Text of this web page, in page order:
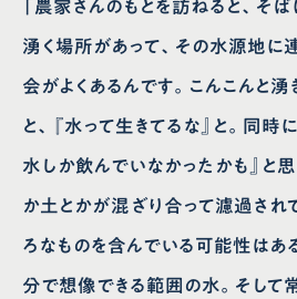
「農家さんのもとを訪ねると、そ
湧く場所があって、その水源地に
会がよくあるんです。こんこんと
と、『水って生きてるな』と。同時
水しか飲んでいなかったかも』と
か土とかが混ざり合って濾過され
ろなものを含んでいる可能性はあ
分で想像できる範囲の水。そして